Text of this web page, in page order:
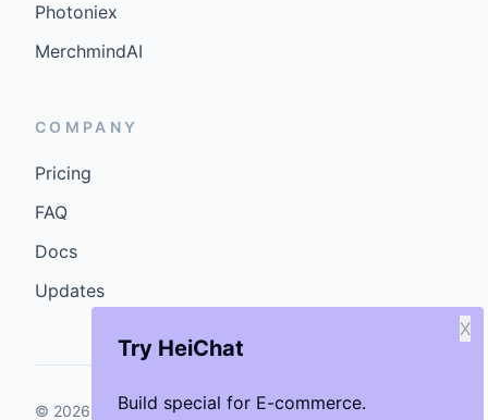
Try HeiChat
Build special for E-commerce.
X
Photoniex
MerchmindAI
COMPANY
Pricing
FAQ
Docs
Updates
© 2026 GenCybers Inc. All rights reserved.